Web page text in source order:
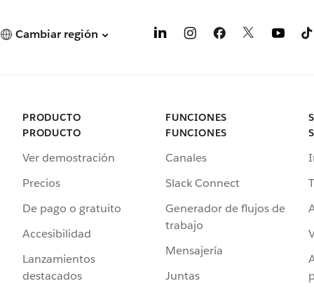
Cambiar región
PRODUCTO
PRODUCTO
Ver demostración
Precios
De pago o gratuito
Accesibilidad
Lanzamientos
destacados
FUNCIONES
FUNCIONES
Canales
Slack Connect
Generador de flujos de
trabajo
Mensajería
Juntas